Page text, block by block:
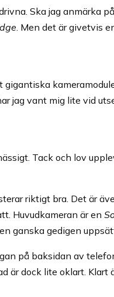
Ska jag anmärka
. Men det är givetvis
jag vant mig lite vid
Tack och lov
riktigt bra. Det är
Huvudkameran är en
ganska gedigen
på baksidan av
är dock lite oklart.